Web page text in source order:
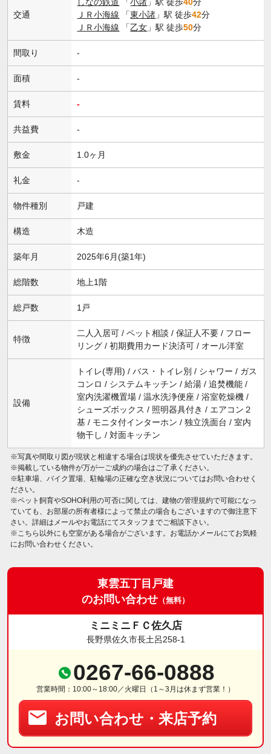
交通
ＪＲ小海線 「東小諸 」駅 徒歩42分
ＪＲ小海線 「乙女 」駅 徒歩50分
間取り -
面積 -
賃料 -
共益費 -
敷金 1.0ヶ月
礼金 -
物件種別 戸建
構造 木造
築年月 2025年6月(築1年)
総階数 地上1階
総戸数 1戸
特徴
二人入居可 / ペット相談 / 保証人不要 / フロー
リング / 初期費用カード決済可 / オール洋室
設備
トイレ(専用) / バス・トイレ別 / シャワー / ガス
コンロ / システムキッチン / 給湯 / 追焚機能 /
室内洗濯機置場 / 温水洗浄便座 / 浴室乾燥機 /
シューズボックス / 照明器具付き / エアコン２
基 / モニタ付インターホン / 独立洗面台 / 室内
物干し / 対面キッチン
※写真や間取り図が現状と相違する場合は現状を優先させていただきます。
※掲載している物件が万が一ご成約の場合はご了承ください。
※駐車場、バイク置場、駐輪場の正確な空き状況についてはお問い合わせく
ださい。
※ペット飼育やSOHO利用の可否に関しては、建物の管理規約で可能になっ
ていても、お部屋の所有者様によって禁止の場合もございますので御注意下
さい。詳細はメールやお電話にてスタッフまでご相談下さい。
※こちら以外にも空室がある場合がございます。お電話かメールにてお気軽
にお問い合わせください。
東雲五丁目戸建
のお問い合わせ （無料）
ミニミニＦＣ佐久店
長野県佐久市長土呂258-1
0267-66-0888
営業時間：10:00～18:00／火曜日（1～3月は休まず営業！）
お問い合わせ・来店予約